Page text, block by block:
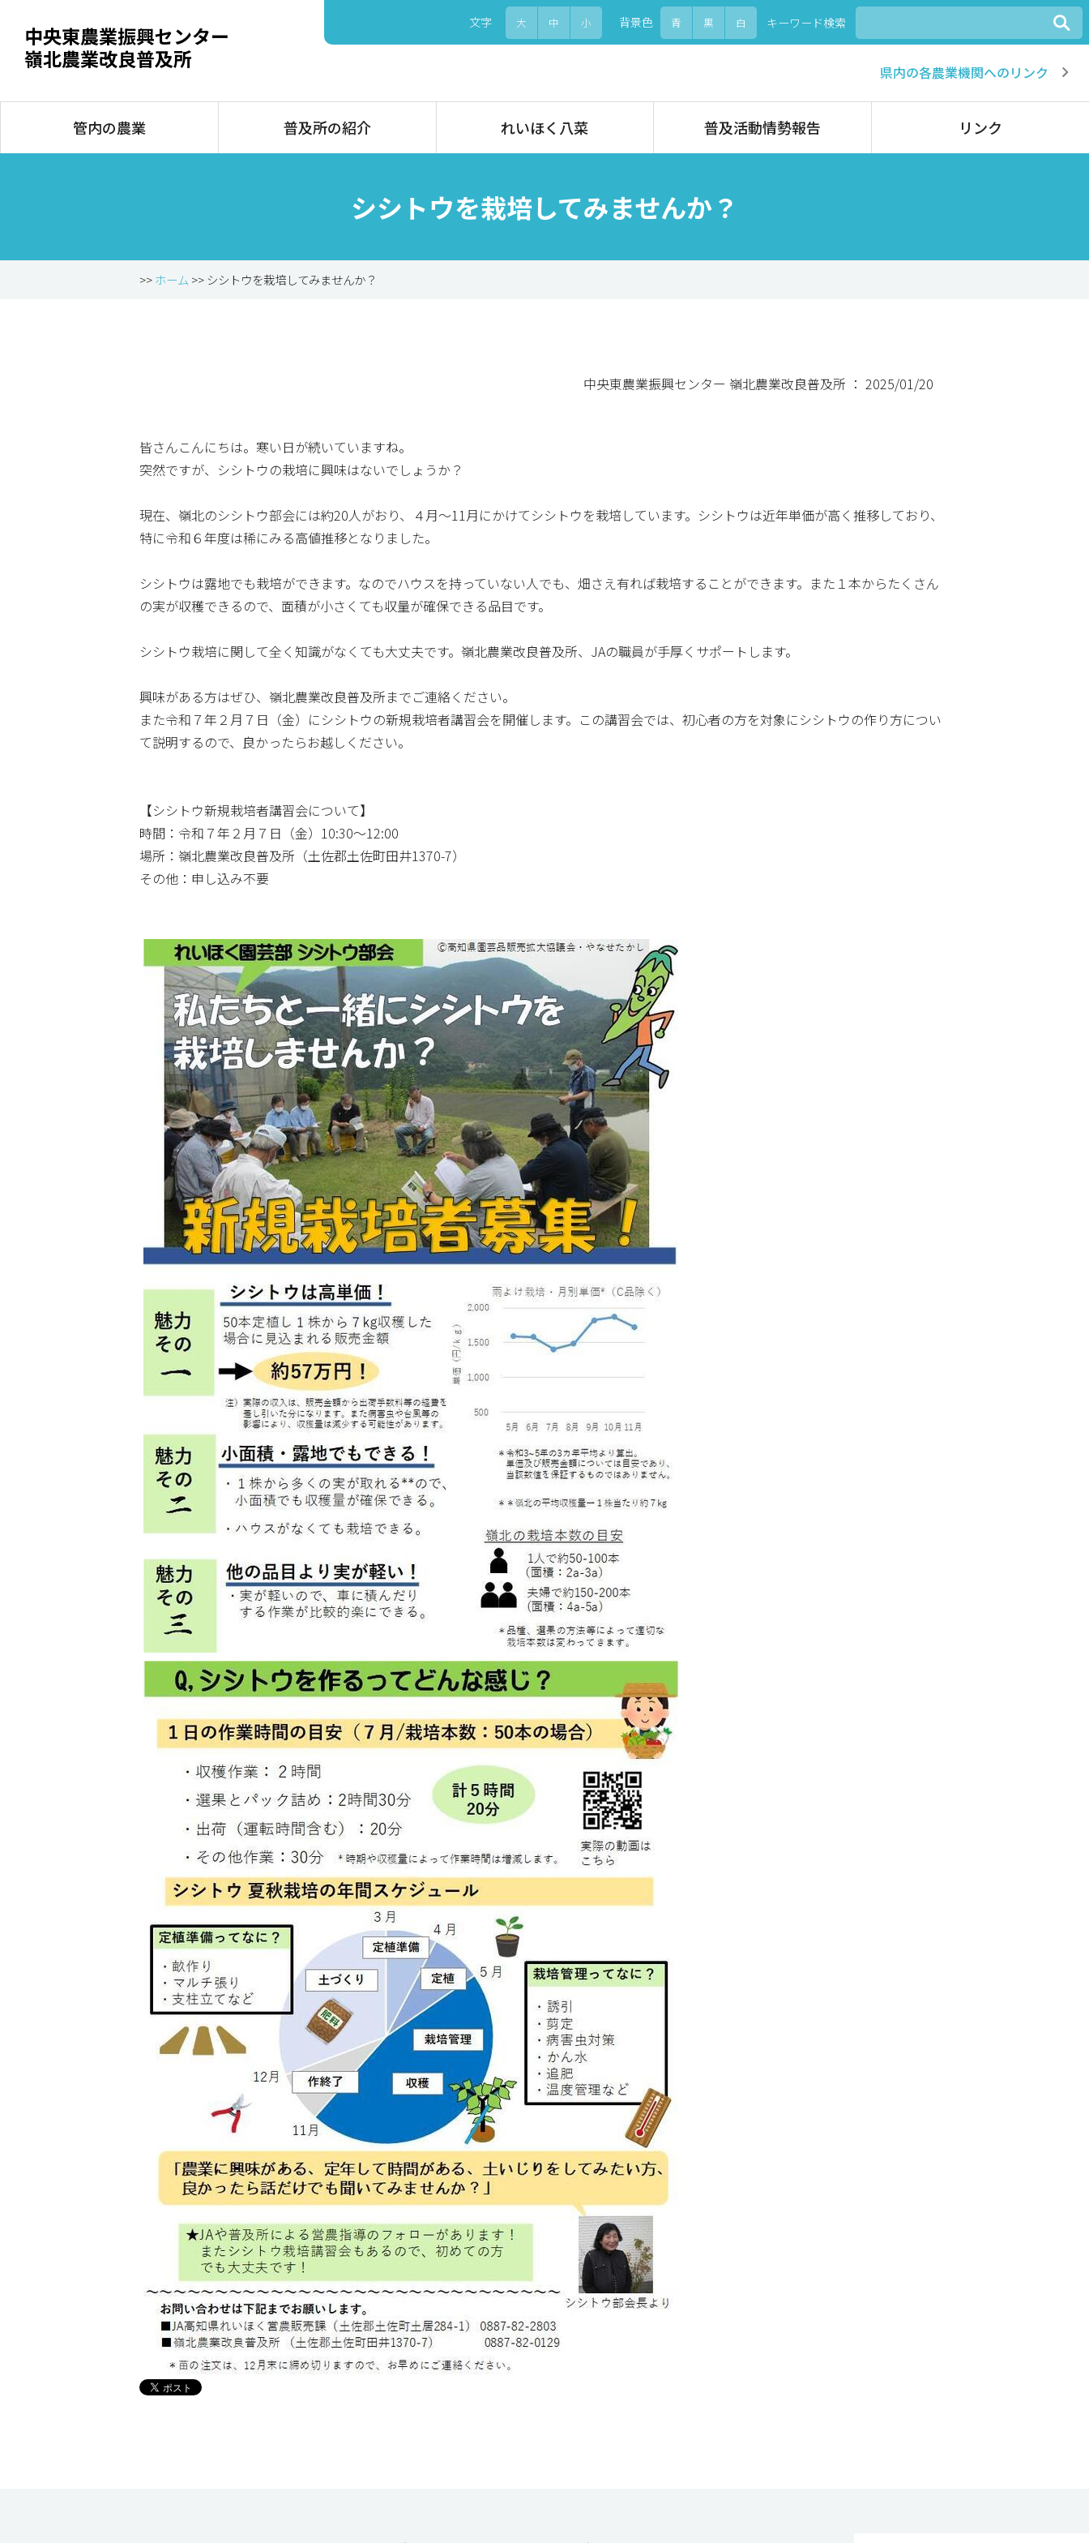
中央東農業振興センター
嶺北農業改良普及所
キーワード検索
背景色 青 黒 白
文字 大 中 小
県内の各農業機関へのリンク
管内の農業 普及所の紹介 れいほく八菜 普及活動情勢報告 リンク
シシトウを栽培してみませんか？
>>ホーム >> シシトウを栽培してみませんか？
中央東農業振興センター 嶺北農業改良普及所 ： 2025/01/20
皆さんこんにちは。寒い日が続いていますね。
突然ですが、シシトウの栽培に興味はないでしょうか？
現在、嶺北のシシトウ部会には約20人がおり、４月～11月にかけてシシトウを栽培しています。シシトウは近年単価が高く推移しており、
特に令和６年度は稀にみる高値推移となりました。
シシトウは露地でも栽培ができます。なのでハウスを持っていない人でも、畑さえ有れば栽培することができます。また１本からたくさん
の実が収穫できるので、面積が小さくても収量が確保できる品目です。
シシトウ栽培に関して全く知識がなくても大丈夫です。嶺北農業改良普及所、JAの職員が手厚くサポートします。
興味がある方はぜひ、嶺北農業改良普及所までご連絡ください。
また令和７年２月７日（金）にシシトウの新規栽培者講習会を開催します。この講習会では、初心者の方を対象にシシトウの作り方につい
て説明するので、良かったらお越しください。
【シシトウ新規栽培者講習会について】
時間：令和７年２月７日（金）10:30～12:00
場所：嶺北農業改良普及所（土佐郡土佐町田井1370-7）
その他：申し込み不要